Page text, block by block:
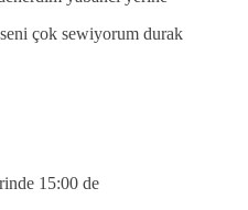
çok sewiyorum durak
15:00 de